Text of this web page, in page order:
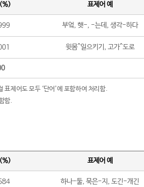
표제어 예
부엌, 햇-, -는데, 생각-하다
윗몸^일으키기, 고가^도로
제어도 모두 ‘단어’에 포함하여 처리함.
함.
표제어 예
하나-둘, 묵은-지, 도긴-개긴